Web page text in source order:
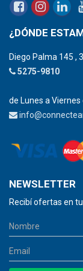
¿DÓNDE
Diego Palma 145 ,
5275-9810
de Lunes a Viernes
NEWSLETTER
Recibí ofertas en